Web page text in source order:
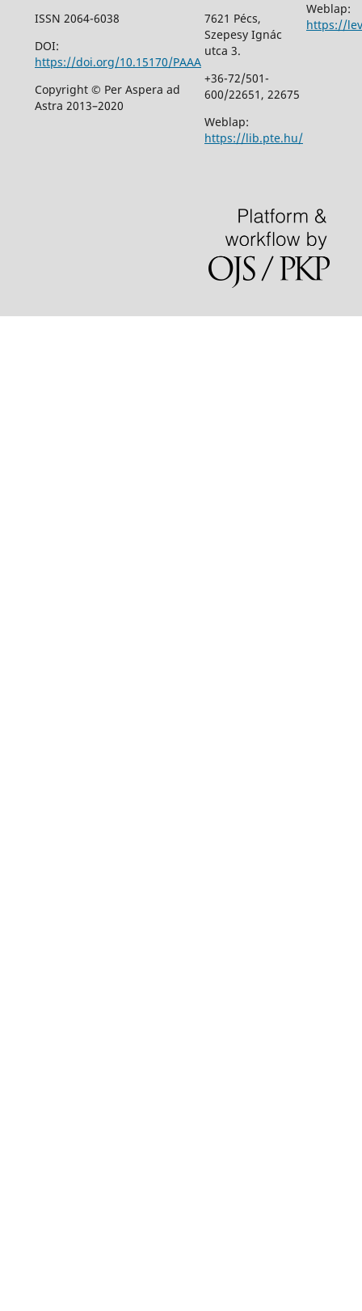
ISSN 2064-6038
DOI:
https://doi.org/10.15170/PAAA
Copyright © Per Aspera ad
Astra 2013–2020
7621 Pécs,
Szepesy Ignác
utca 3.
+36-72/501-
600/22651, 22675
Weblap:
https://lib.pte.hu/
Weblap:
https://